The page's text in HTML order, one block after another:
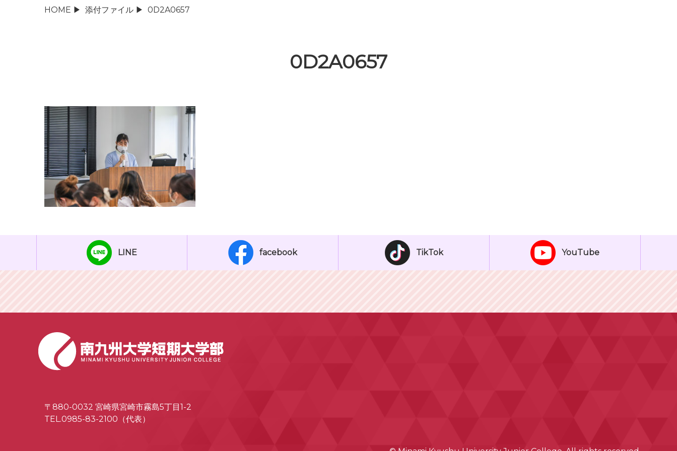
HOME ▶ 添付ファイル ▶ 0D2A0657
0D2A0657
LINE facebook TikTok YouTube
〒880-0032 宮崎県宮崎市霧島5丁目1-2
TEL.0985-83-2100（代表）